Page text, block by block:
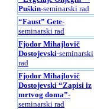
Puškin-seminarski rad
“Faust” Gete-
seminarski rad
Fjodor Mihajlovič
Dostojevski-seminarski
rad
Fjodor Mihajlovič
Dostojevski “Zapisi iz
mrtvog doma”-
seminarski rad